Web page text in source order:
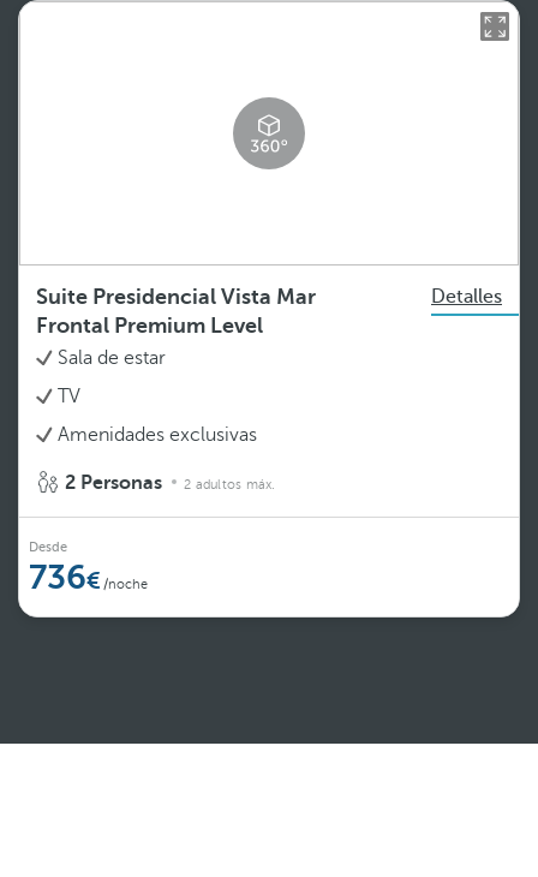
Suite Presidencial Vista Mar
Frontal Premium Level
Detalles
Sala de estar
TV
Amenidades exclusivas
2 Personas 2 adultos máx.
Desde
736 /noche